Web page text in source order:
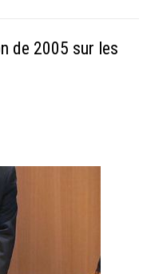
de 2005 sur les